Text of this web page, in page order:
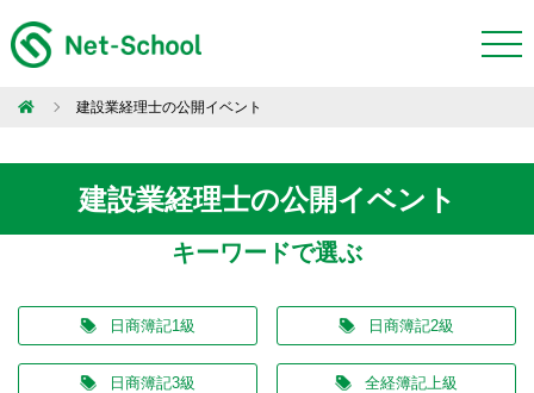
建設業経理士の公開イベント
建設業経理士の公開イベント
キーワードで選ぶ
日商簿記1級 日商簿記2級
日商簿記3級 全経簿記上級